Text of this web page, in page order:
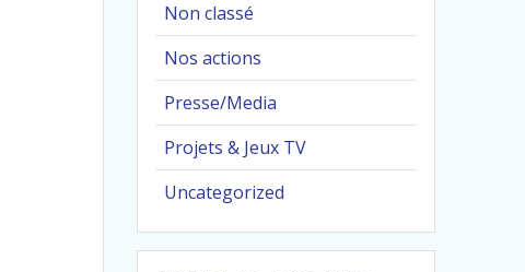
Non classé
Nos actions
Presse/Media
Projets & Jeux TV
Uncategorized